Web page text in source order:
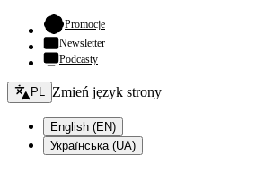
Promocje- otwiera się w nowej karcie
Newsletter
Podcasty
Zmień język - bieżący:
PL Zmień język strony
English (EN)
Українська (UA)